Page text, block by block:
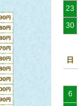
23
30
日
6